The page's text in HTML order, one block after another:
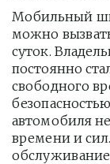
Мобильный
можно
суток.
постоянно
свободного
автомобиля
времени и